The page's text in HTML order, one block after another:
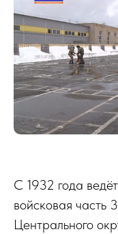
С 1932 года
войсковая часть
Центрального